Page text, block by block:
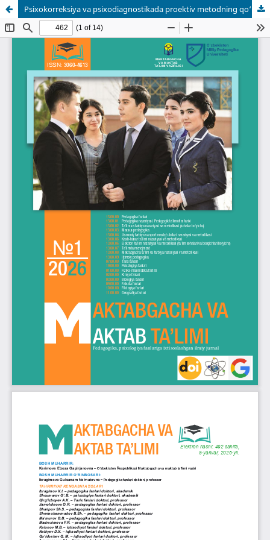
Psixokorreksiya va psixodiagnostikada proektiv metodning qo‘llanishi